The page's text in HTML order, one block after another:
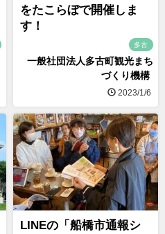
をたこらぼで開催しま
す！
多古
一般社団法人多古町観光まち
づくり機構
2023/1/6
LINEの「船橋市通報シ